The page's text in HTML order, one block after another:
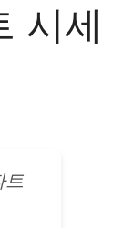
시세
트